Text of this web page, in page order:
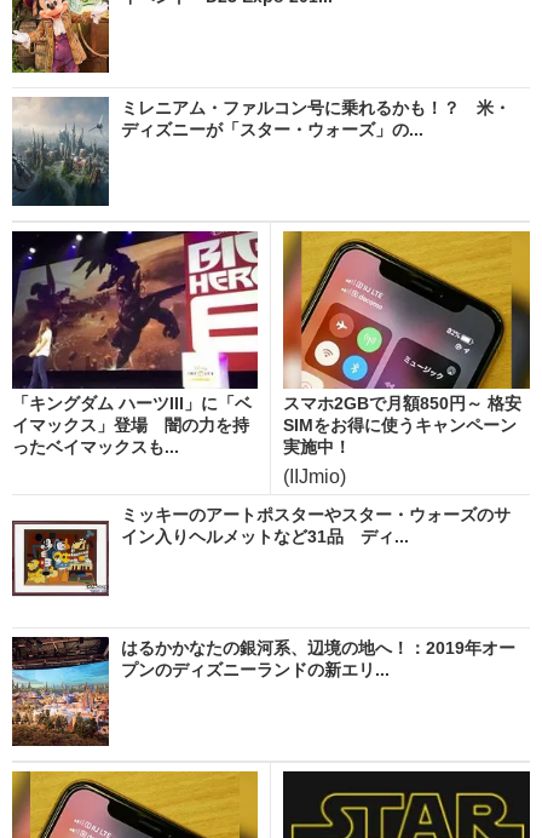
ミレニアム・ファルコン号に乗れるかも！？ 米・
ディズニーが「スター・ウォーズ」の...
「キングダム ハーツIII」に「ベ
イマックス」登場 闇の力を持
ったベイマックスも...
スマホ2GBで月額850円～ 格安
SIMをお得に使うキャンペーン
実施中！
(IIJmio)
ミッキーのアートポスターやスター・ウォーズのサ
イン入りヘルメットなど31品 ディ...
はるかかなたの銀河系、辺境の地へ！：2019年オー
プンのディズニーランドの新エリ...